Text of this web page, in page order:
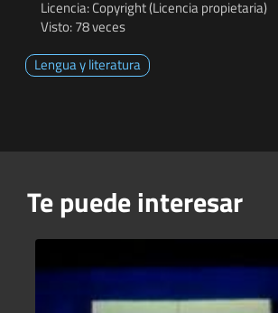
Licencia: Copyright (Licencia propietaria)
Visto: 78 veces
Lengua y literatura
Te puede interesar